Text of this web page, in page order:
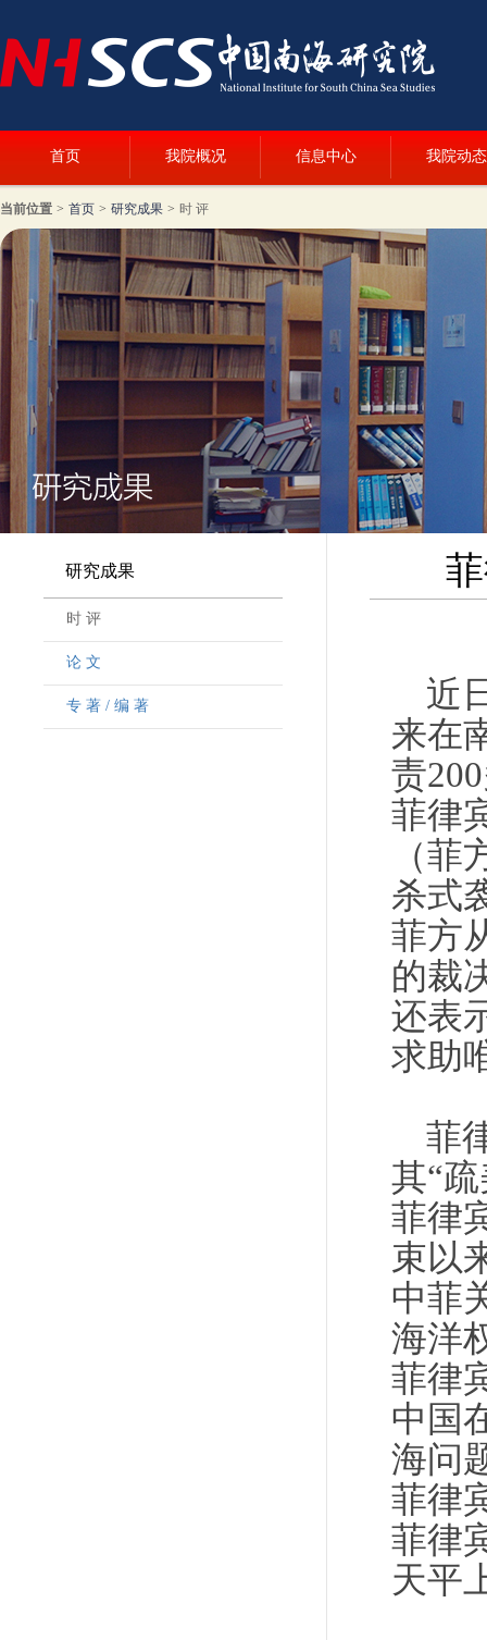
首页 我院概况 信息中心 我院动态
当前位置 > 首页 > 研究成果 > 时 评
研究成果
时 评
论 文
专 著 / 编 著
近
来在
责
菲律
（
杀式
菲方
的裁
还表
求助
菲
其“
菲律
束以
中菲
海洋
菲律
中国
海问
菲律
菲律
天平